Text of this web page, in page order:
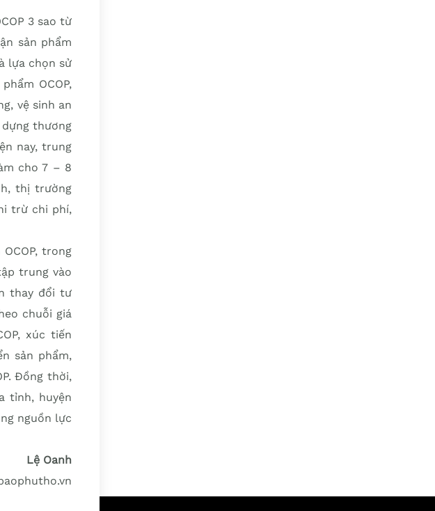
3 sao từ
sản phẩm
lựa chọn sử
OCOP,
vệ sinh an
thương
nay, trung
cho 7 – 8
thị trường
trừ chi phí,
trong
trung vào
thay đổi tư
chuỗi giá
xúc tiến
sản phẩm,
Đồng thời,
tỉnh, huyện
nguồn lực
Lệ Oanh